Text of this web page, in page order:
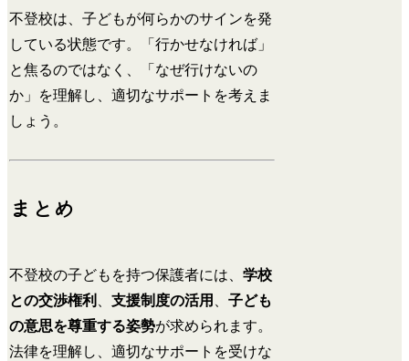
不登校は、子どもが何らかのサインを発
している状態です。「行かせなければ」
と焦るのではなく、「なぜ行けないの
か」を理解し、適切なサポートを考えま
しょう。
まとめ
不登校の子どもを持つ保護者には、学校
との交渉権利
、支援制度の活用 、子ども
の意思を尊重する姿勢が求められます。
法律を理解し、適切なサポートを受けな